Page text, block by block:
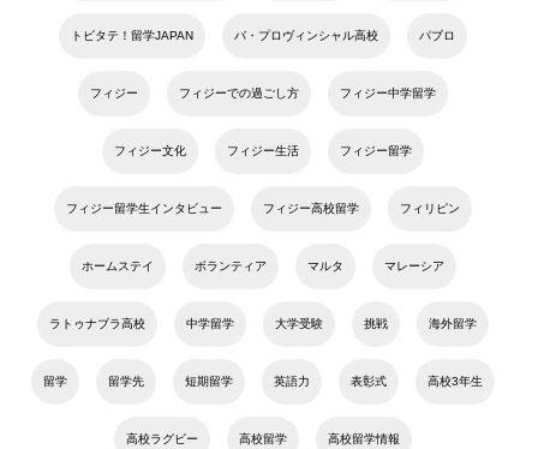
トビタテ！留学JAPAN バ・プロヴィンシャル高校 パブロ
フィジー フィジーでの過ごし方 フィジー中学留学
フィジー文化 フィジー生活 フィジー留学
フィジー留学生インタビュー フィジー高校留学 フィリピン
ホームステイ ボランティア マルタ マレーシア
ラトゥナブラ高校 中学留学 大学受験 挑戦 海外留学
留学 留学先 短期留学 英語力 表彰式 高校3年生
高校ラグビー 高校留学 高校留学情報